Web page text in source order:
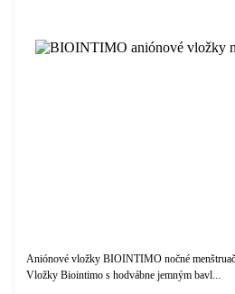
Aniónové vložky BIOINTIMO nočné
Vložky Biointimo s hodvábne jemným bavl...